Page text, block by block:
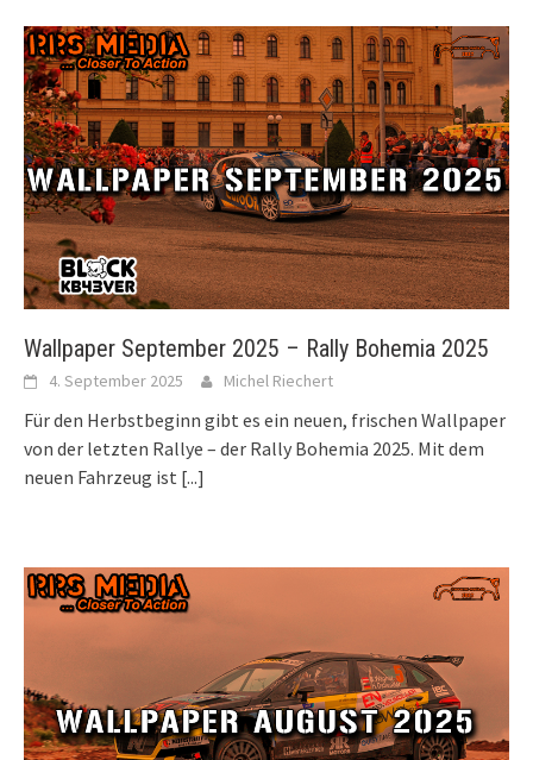
Wallpaper September 2025 – Rally Bohemia 2025
4. September 2025 Michel Riechert
Für den Herbstbeginn gibt es ein neuen, frischen Wallpaper
von der letzten Rallye – der Rally Bohemia 2025. Mit dem
neuen Fahrzeug ist [...]